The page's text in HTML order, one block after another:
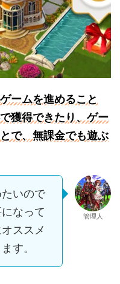
ームを進めること
獲得できたり、ゲー
で、無課金でも遊ぶ
いので
なって
ススメ
す。
管理人